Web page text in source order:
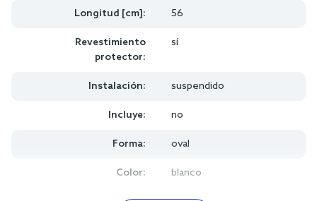
Longitud [cm]: 56
Revestimiento
protector:
sí
Instalación: suspendido
Incluye: no
Forma: oval
Color: blanco